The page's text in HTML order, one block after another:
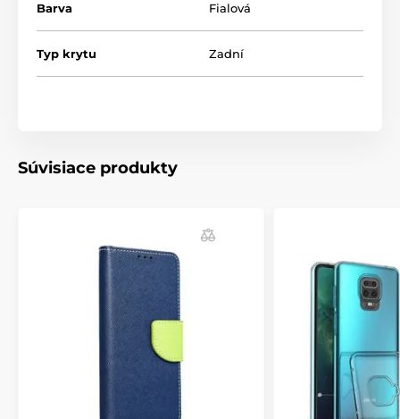
Materiál: matný TPU
Barva Fialová
Typ krytu Zadní
Súvisiace produkty